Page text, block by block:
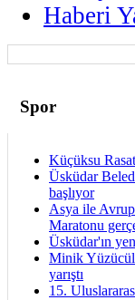
Haberi
Spor
Küçüksu
Üsküdar
başlıyor
Asya ile
Maratonu
Üsküdar'ın
Minik
yarıştı
15.